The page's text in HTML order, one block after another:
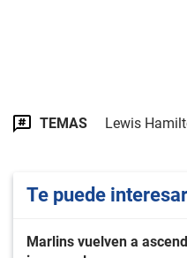
TEMAS Lewis
Te puede interesar
Marlins vuelven a